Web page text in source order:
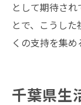
として期待さ
とで、こうし
くの支持を集め
千葉県生